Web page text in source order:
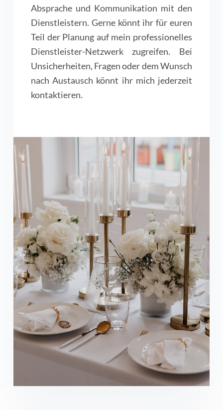
Absprache und Kommunikation mit den
Dienstleistern. Gerne könnt ihr für euren
Teil der Planung auf mein professionelles
Dienstleister-Netzwerk zugreifen. Bei
Unsicherheiten, Fragen oder dem Wunsch
nach Austausch könnt ihr mich jederzeit
kontaktieren.